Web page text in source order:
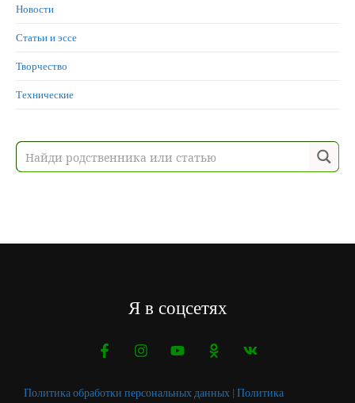
Новости
Статьи и эссе
Творчество
Технические
Я в соцсетях
Политика обработки персональных данных | Политика